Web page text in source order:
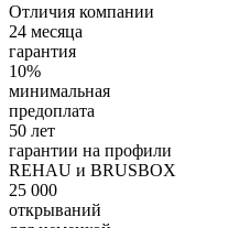
Отличия компании
24 месяца
гарантия
10%
минимальная
предоплата
50 лет
гарантии на профили
REHAU и BRUSBOX
25 000
открываний